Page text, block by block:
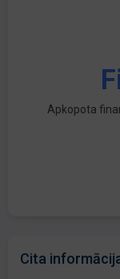
Apkopota
Cita